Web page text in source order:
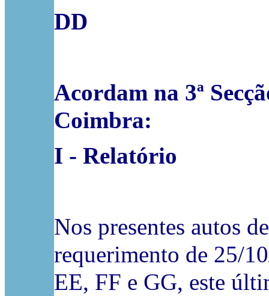
DD
Acordam na 3ª
Coimbra:
I - Relatório
Nos presentes autos
requerimento de 25/
EE, FF e GG, este